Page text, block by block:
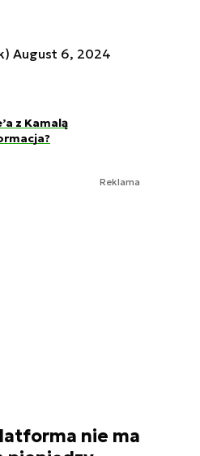
August 6, 2024
z Kamalą
Reklama
nie ma